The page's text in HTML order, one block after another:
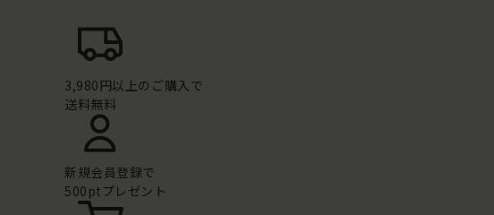
3,980円以上のご購入で
送料無料
新規会員登録で
500ptプレゼント